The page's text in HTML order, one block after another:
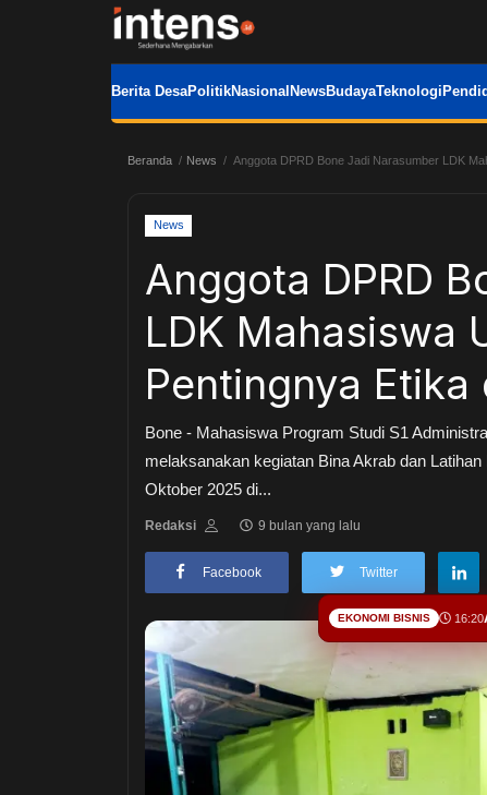
Berita DesaPolitikNasional NewsBudayaTeknologi
Beranda News Anggota DPRD Bone Jadi Narasumber LDK
News
Anggota DPRD
LDK Mahasiswa
Pentingnya Etika
Bone - Mahasiswa Program Studi S1
melaksanakan kegiatan Bina Akrab dan
Oktober 2025 di...
Redaksi 9 bulan yang lalu
Facebook Twitter
EKONOMI BISNIS 16:20